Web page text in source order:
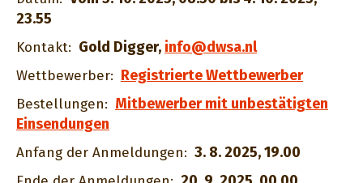
23.55
Kontakt: Gold Digger, info@dwsa.nl
Wettbewerber: Registrierte Wettbewerber
Bestellungen: Mitbewerber mit unbestätigten
Einsendungen
Anfang der Anmeldungen: 3. 8. 2025, 19.00